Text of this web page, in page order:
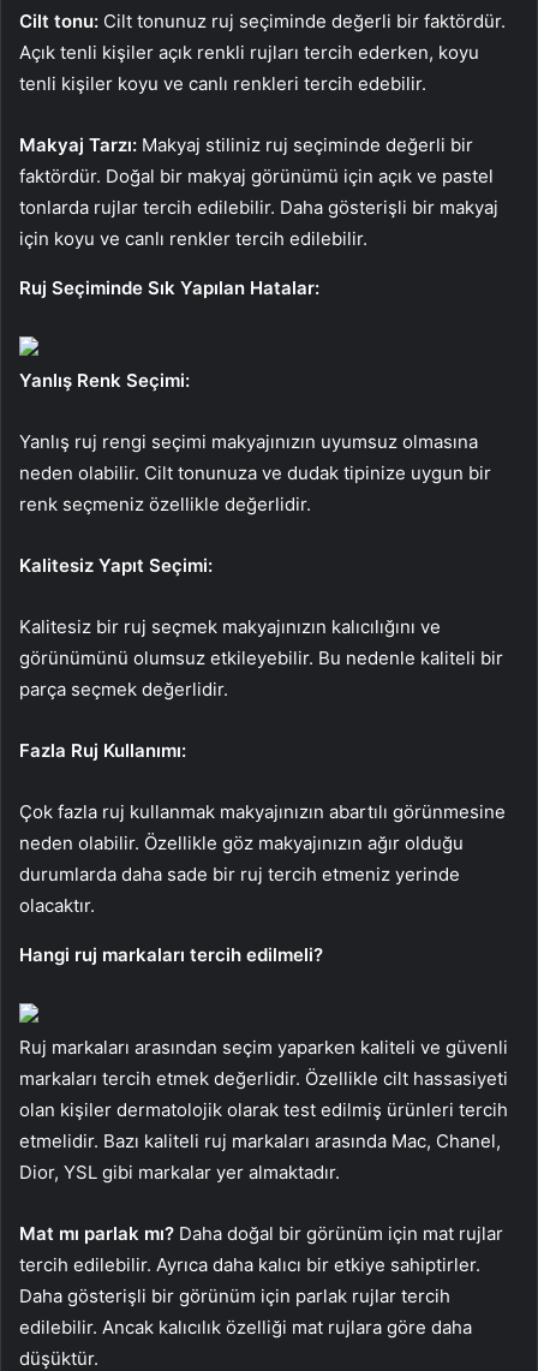
Cilt tonu: Cilt tonunuz ruj seçiminde değerli bir faktördür.
Açık tenli kişiler açık renkli rujları tercih ederken, koyu
tenli kişiler koyu ve canlı renkleri tercih edebilir.
Makyaj Tarzı: Makyaj stiliniz ruj seçiminde değerli bir
faktördür. Doğal bir makyaj görünümü için açık ve pastel
tonlarda rujlar tercih edilebilir. Daha gösterişli bir makyaj
için koyu ve canlı renkler tercih edilebilir.
Ruj Seçiminde Sık Yapılan Hatalar:
Yanlış Renk Seçimi:
Yanlış ruj rengi seçimi makyajınızın uyumsuz olmasına
neden olabilir. Cilt tonunuza ve dudak tipinize uygun bir
renk seçmeniz özellikle değerlidir.
Kalitesiz Yapıt Seçimi:
Kalitesiz bir ruj seçmek makyajınızın kalıcılığını ve
görünümünü olumsuz etkileyebilir. Bu nedenle kaliteli bir
parça seçmek değerlidir.
Fazla Ruj Kullanımı:
Çok fazla ruj kullanmak makyajınızın abartılı görünmesine
neden olabilir. Özellikle göz makyajınızın ağır olduğu
durumlarda daha sade bir ruj tercih etmeniz yerinde
olacaktır.
Hangi ruj markaları tercih edilmeli?
Ruj markaları arasından seçim yaparken kaliteli ve güvenli
markaları tercih etmek değerlidir. Özellikle cilt hassasiyeti
olan kişiler dermatolojik olarak test edilmiş ürünleri tercih
etmelidir. Bazı kaliteli ruj markaları arasında Mac, Chanel,
Dior, YSL gibi markalar yer almaktadır.
Mat mı parlak mı? Daha doğal bir görünüm için mat rujlar
tercih edilebilir. Ayrıca daha kalıcı bir etkiye sahiptirler.
Daha gösterişli bir görünüm için parlak rujlar tercih
edilebilir. Ancak kalıcılık özelliği mat rujlara göre daha
düşüktür.